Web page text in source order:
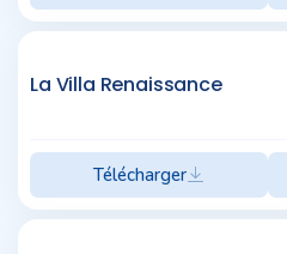
La Villa Renaissance
Télécharger